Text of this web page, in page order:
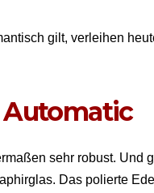
gilt, ver­lei­hen
Automatic
sehr robust.
Das polierte